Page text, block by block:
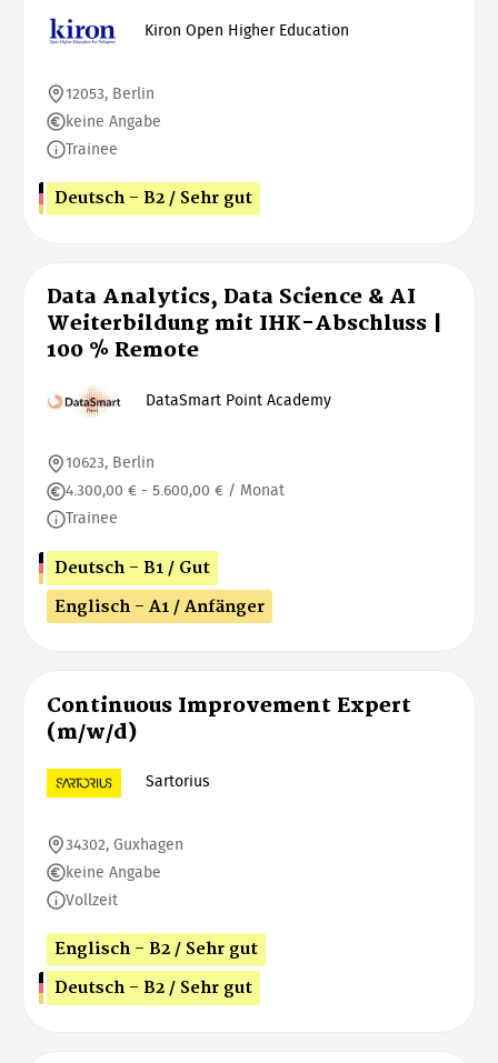
Kiron Open Higher Education
12053, Berlin
keine Angabe
Trainee
Deutsch - B2 / Sehr gut
Data Analytics, Data Science & AI
Weiterbildung mit IHK-Abschluss |
100 % Remote
DataSmart Point Academy
10623, Berlin
4.300,00 € - 5.600,00 € / Monat
Trainee
Deutsch - B1 / Gut
Englisch - A1 / Anfänger
Continuous Improvement Expert
(m/w/d)
Sartorius
34302, Guxhagen
keine Angabe
Vollzeit
Englisch - B2 / Sehr gut
Deutsch - B2 / Sehr gut